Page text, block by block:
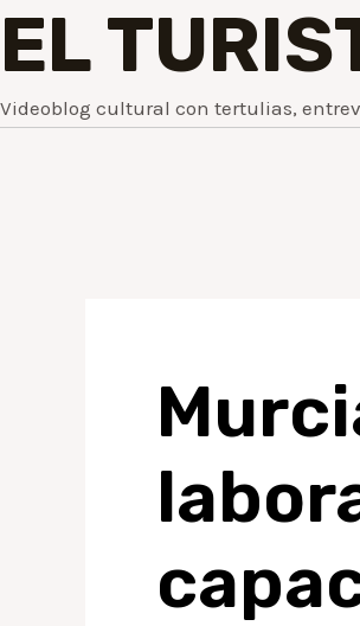
EL
Videoblog cultural con tertulias,